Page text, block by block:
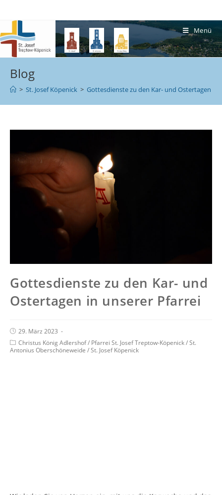
Menü
Blog
> St. Josef Köpenick > Gottesdienste zu den Kar- und Ostertagen in
Gottesdienste zu den Kar- und
Ostertagen in unserer Pfarrei
29. März 2023
Christus König Adlershof/ Pfarrei St. Josef Treptow-Köpenick/St.
Antonius Oberschöneweide /St. Josef Köpenick